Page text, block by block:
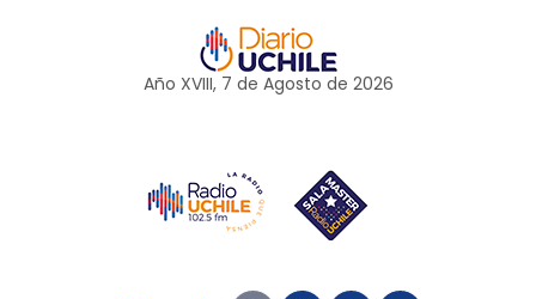
Año XVIII, 7 de Agosto de 2026